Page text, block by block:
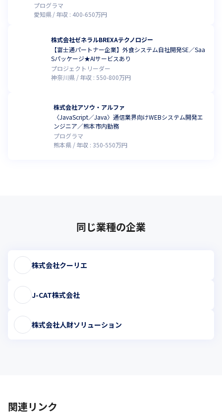
プログラマ
愛知県
年収 : 400-650万円
株式会社ゼネラルBREXAテクノロジー
【富士通パートナー企業】外食システム自社開発SE／Saa
Sパッケージ★AIサービスあり
プロジェクトリーダー
神奈川県
年収 : 550-800万円
株式会社アソウ・アルファ
〈JavaScript／Java〉通信業界向けWEBシステム開発エ
ンジニア／熊本市内勤務
プログラマ
熊本県
年収 : 350-550万円
同じ業種の企業
株式会社クーリエ
J-CAT株式会社
株式会社人財ソリューション
関連リンク